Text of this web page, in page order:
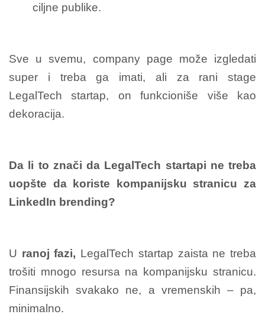
ciljne publike.
Sve u svemu, company page može izgledati
super i treba ga imati, ali za rani stage
LegalTech startap, on funkcioniše više kao
dekoracija.
Da li to znači da LegalTech startapi ne treba
uopšte da koriste kompanijsku stranicu za
LinkedIn brending?
U ranoj fazi, LegalTech startap zaista ne treba
trošiti mnogo resursa na kompanijsku stranicu.
Finansijskih svakako ne, a vremenskih – pa,
minimalno.